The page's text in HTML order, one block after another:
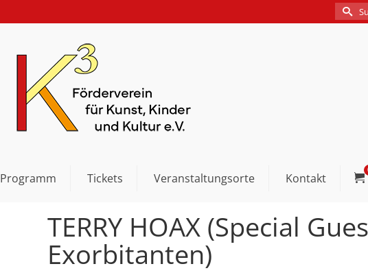
Suche
nach:
Programm Tickets Veranstaltungsorte Kontakt
TERRY HOAX (Special
Exorbitanten)